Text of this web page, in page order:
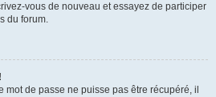
vous de nouveau et essayez de participer
du forum.
mot de passe ne puisse pas être récupéré, il